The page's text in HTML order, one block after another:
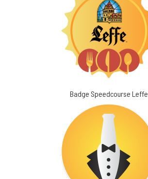
Badge Speedcourse Leffe